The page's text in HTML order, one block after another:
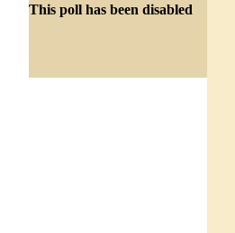
This poll has been disabled